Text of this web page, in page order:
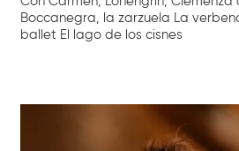
Boccanegra, la zarzuela La
ballet El lago de los cisnes